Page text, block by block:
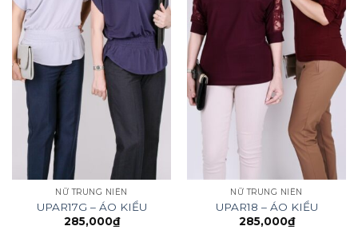
NỮ TRUNG NIÊN
UPAR17G – ÁO KIỂU
285,000₫
NỮ TRUNG NIÊN
UPAR18 – ÁO KIỂU
285,000₫